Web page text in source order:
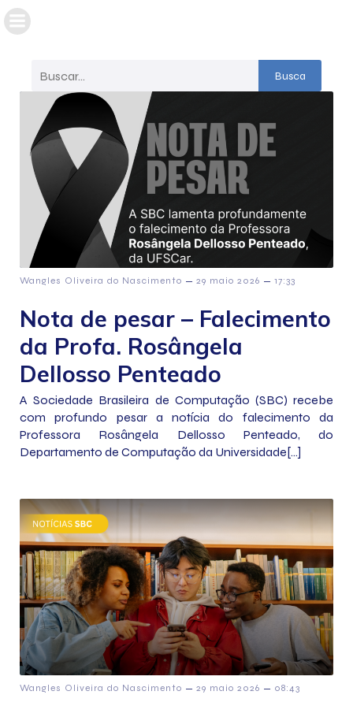
Busca
Wangles Oliveira do Nascimento – 29 maio 2026 – 17:33
Nota de pesar – Falecimento
da Profa. Rosângela
Dellosso Penteado
A Sociedade Brasileira de Computação (SBC) recebe
com profundo pesar a notícia do falecimento da
Professora Rosângela Dellosso Penteado, do
Departamento de Computação da Universidade[…]
Wangles Oliveira do Nascimento – 29 maio 2026 – 08:43